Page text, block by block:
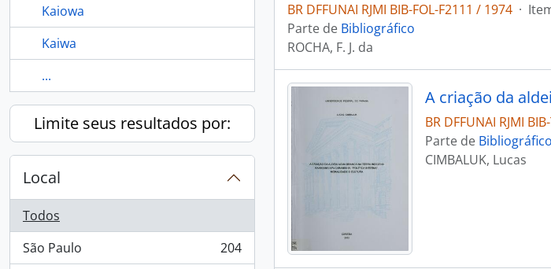
Kaiowa
Kaiwa
...
Limite seus resultados por:
Local
Todos
São Paulo
, 204 resultados
204
BR DFFUNAI RJMI BIB-FOL-F2111 / 1974 ·
Parte de Bibliográfico
ROCHA, F. J. da
BR DFFUNAI RJMI
Parte de Bibliográfico
CIMBALUK, Lucas